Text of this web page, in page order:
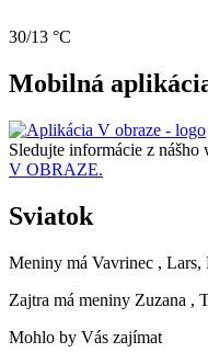
30/13 °C
Mobilná
Sledujte informácie z nášho
V OBRAZE.
Sviatok
Meniny má Vavrinec , Lars,
Zajtra má meniny Zuzana ,
Mohlo by Vás zajímat